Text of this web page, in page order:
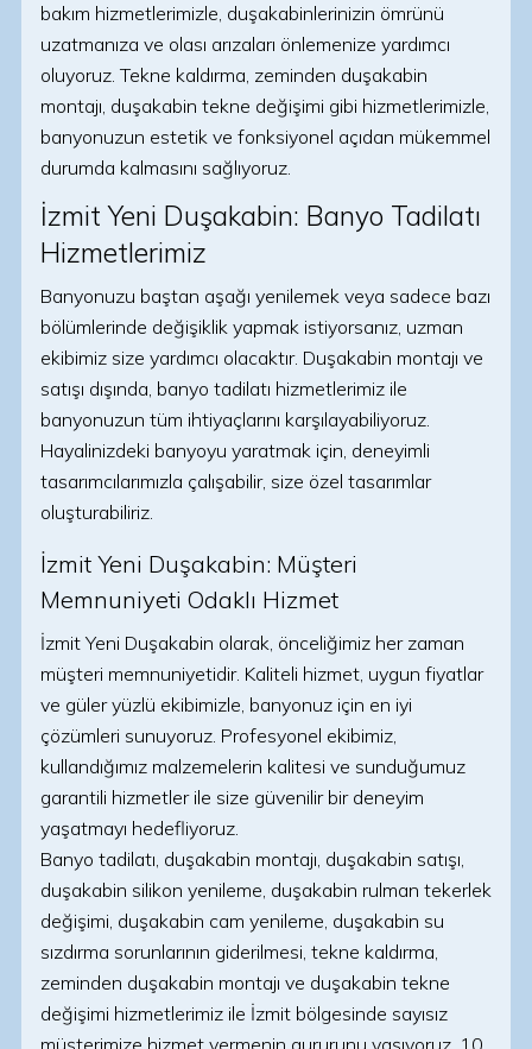
bakım hizmetlerimizle, duşakabinlerinizin ömrünü
uzatmanıza ve olası arızaları önlemenize yardımcı
oluyoruz. Tekne kaldırma, zeminden duşakabin
montajı, duşakabin tekne değişimi gibi hizmetlerimizle,
banyonuzun estetik ve fonksiyonel açıdan mükemmel
durumda kalmasını sağlıyoruz.
İzmit Yeni Duşakabin: Banyo Tadilatı
Hizmetlerimiz
Banyonuzu baştan aşağı yenilemek veya sadece bazı
bölümlerinde değişiklik yapmak istiyorsanız, uzman
ekibimiz size yardımcı olacaktır. Duşakabin montajı ve
satışı dışında, banyo tadilatı hizmetlerimiz ile
banyonuzun tüm ihtiyaçlarını karşılayabiliyoruz.
Hayalinizdeki banyoyu yaratmak için, deneyimli
tasarımcılarımızla çalışabilir, size özel tasarımlar
oluşturabiliriz.
İzmit Yeni Duşakabin: Müşteri
Memnuniyeti Odaklı Hizmet
İzmit Yeni Duşakabin olarak, önceliğimiz her zaman
müşteri memnuniyetidir. Kaliteli hizmet, uygun fiyatlar
ve güler yüzlü ekibimizle, banyonuz için en iyi
çözümleri sunuyoruz. Profesyonel ekibimiz,
kullandığımız malzemelerin kalitesi ve sunduğumuz
garantili hizmetler ile size güvenilir bir deneyim
yaşatmayı hedefliyoruz.
Banyo tadilatı, duşakabin montajı, duşakabin satışı,
duşakabin silikon yenileme, duşakabin rulman tekerlek
değişimi, duşakabin cam yenileme, duşakabin su
sızdırma sorunlarının giderilmesi, tekne kaldırma,
zeminden duşakabin montajı ve duşakabin tekne
değişimi hizmetlerimiz ile İzmit bölgesinde sayısız
müşterimize hizmet vermenin gururunu yaşıyoruz. 10